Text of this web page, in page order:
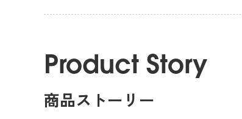
Product Story
商品ストーリー